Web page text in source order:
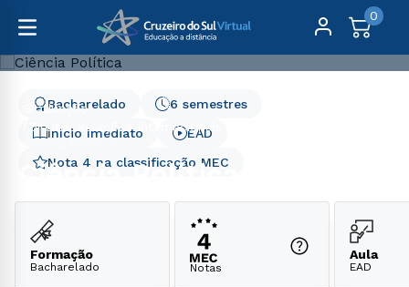
0
Graduação
Direito, Relações Internacionais e Ciências Políticas
Ciência Política
Ciência Política
Início Imediato
Nota 4 na classificação MEC
6 semestres
Bacharelado
EAD
Formação
Bacharelado Notas
Aula
EAD